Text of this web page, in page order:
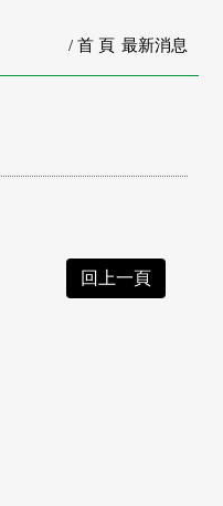
首 頁 最新消息
回上一頁